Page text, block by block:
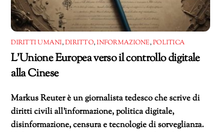
DIRITTI UMANI,DIRITTO,INFORMAZIONE,POLITICA
L’Unione Europea verso il controllo digitale
alla Cinese
Markus Reuter è un giornalista tedesco che scrive di
diritti civili all’informazione, politica digitale,
disinformazione, censura e tecnologie di sorveglianza.